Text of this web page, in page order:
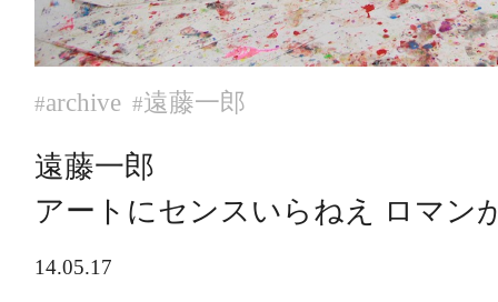
#archive #遠藤一郎
遠藤一郎
アートにセンスいらねえ ロマン
14.05.17